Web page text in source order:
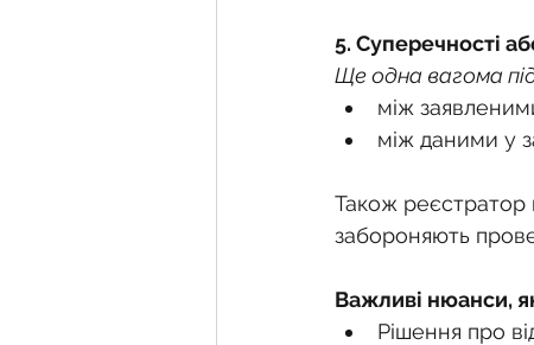
5. Суперечності
Ще одна вагома
між
між даними у
Також реєстратор
забороняють
Важливі нюанси,
Рішення про